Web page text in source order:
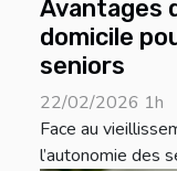
Avantages
domicile
seniors
22/02/2026 1h
Face au
l’autonomie des